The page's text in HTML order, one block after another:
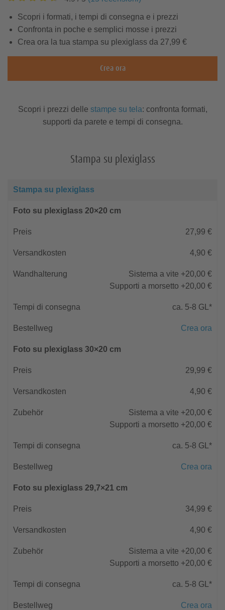
Tipi di carte
Ordine supplementare
Software Fotomondo Pixum
Calendari A5
Calendari A3
Calendari A2
Foto vintage
Idee Foto-quadri
Tessili
Cartoleria
Foto Memo
Cuscini con foto
Foto-cartoline
Compleanno
Ringraziamenti
Xiaomi Sony
Portacellulare da collo
Cover in silicone
Cover hard case
Scopri i formati, i tempi di consegna e i prezzi
Confronta in poche e semplici mosse i prezzi
Crea ora la tua stampa su plexiglass da 27,99 €
Crea ora
Scopri i prezzi delle stampe su tela: confronta formati,
supporti da parete e tempi di consegna.
Stampa su plexiglass
Stampa su plexiglass
Foto su plexiglass 20×20 cm
27,99 €
4,90 €
Sistema a vite +20,00 €
Supporti a morsetto +20,00 €
ca. 5-8 GL*
Crea ora
Foto su plexiglass 30×20 cm
29,99 €
4,90 €
Sistema a vite +20,00 €
Supporti a morsetto +20,00 €
ca. 5-8 GL*
Crea ora
Foto su plexiglass 29,7×21 cm
34,99 €
4,90 €
Sistema a vite +20,00 €
Supporti a morsetto +20,00 €
ca. 5-8 GL*
Crea ora